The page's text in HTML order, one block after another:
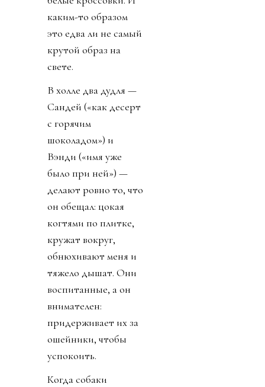
каким-то образом
это едва ли не самый
крутой образ на
свете.
В холле два дудля —
Сандей («как десерт
с горячим
шоколадом») и
Вэнди («имя уже
было при ней») —
делают ровно то, что
он обещал: цокая
когтями по плитке,
кружат вокруг,
обнюхивают меня и
тяжело дышат. Они
воспитанные, а он
внимателен:
придерживает их за
ошейники, чтобы
успокоить.
Когда собаки